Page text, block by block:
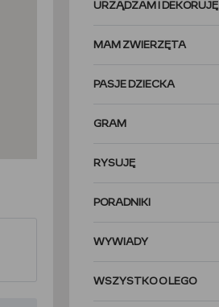
URZĄDZAM I DEKORUJĘ
MAM ZWIERZĘTA
PASJE DZIECKA
GRAM
RYSUJĘ
PORADNIKI
WYWIADY
WSZYSTKO O LEGO